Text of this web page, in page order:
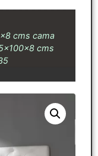
cms cama
cms